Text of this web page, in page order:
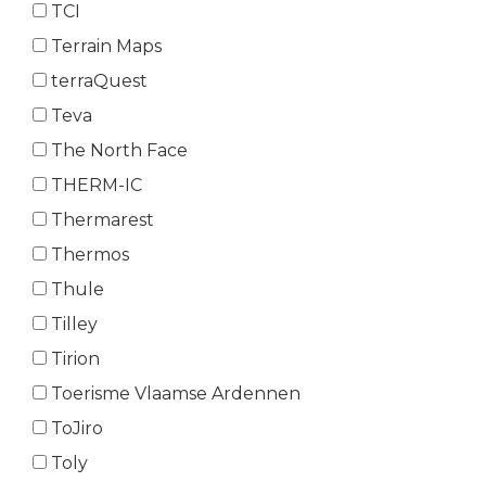
TCI
Terrain Maps
terraQuest
Teva
The North Face
THERM-IC
Thermarest
Thermos
Thule
Tilley
Tirion
Toerisme Vlaamse Ardennen
ToJiro
Toly